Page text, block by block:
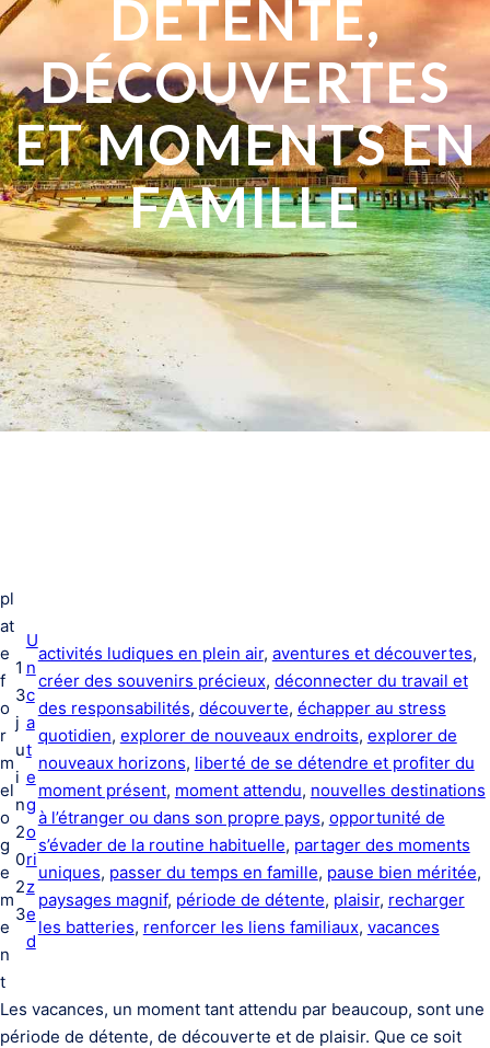
DÉTENTE,
DÉCOUVERTES
ET MOMENTS EN
FAMILLE
pl
at
e
f
o
r
m
el
o
g
e
m
e
n
t
1
3
j
u
i
n
2
0
2
3
U
n
c
a
t
e
g
o
ri
z
e
d
activités ludiques en plein air, aventures et découvertes
créer des souvenirs précieux, déconnecter du travail et
des responsabilités, découverte, échapper au stress
quotidien, explorer de nouveaux endroits, explorer de
nouveaux horizons, liberté de se détendre et profiter du
moment présent, moment attendu, nouvelles destinations
à l’étranger ou dans son propre pays, opportunité de
s’évader de la routine habituelle, partager des moments
uniques, passer du temps en famille, pause bien méritée
paysages magnif, période de détente, plaisir, recharger
les batteries, renforcer les liens familiaux, vacances
Les vacances, un moment tant attendu par beaucoup, sont une
période de détente, de découverte et de plaisir. Que ce soit